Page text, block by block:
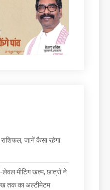
जानें कैसा रहेगा
मीटिंग खत्म, छात्रों ने
तक का अल्टीमेटम